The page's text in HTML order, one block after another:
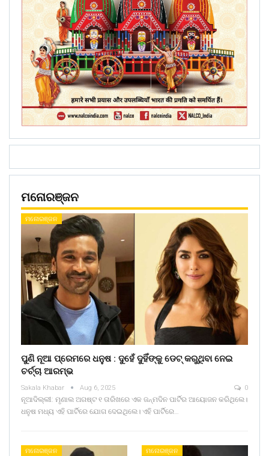
ମନୋରଞ୍ଜନ
ମନୋରଞ୍ଜନ
ପୁଣି ନୂଆ ପ୍ରେମରେ ଧନୁଷ : ଦୁହେଁ ଦୁହିଁଙ୍କୁ ଡେଟ୍ କରୁଥିବା ନେଇ
ଚର୍ଚ୍ଚା ଆରମ୍ଭ
Sakala Khabar Aug 6, 2025 0
ନୂଆଦିଲ୍ଲୀ: ମୃଣାଲ ଅଗଷ୍ଟ ୧ ତାରିଖରେ ଏକ ଜନ୍ମଦିନ ପାର୍ଟିର ଆୟୋଜନ କରିଥିଲେ।
ଧନୁଷ ମଧ୍ୟ ଏହି ପାର୍ଟିରେ ଯୋଗ ଦେଇଥିଲେ। ଏହି ପାର୍ଟିରେ…
ମନୋରଞ୍ଜନ ମନୋରଞ୍ଜନ